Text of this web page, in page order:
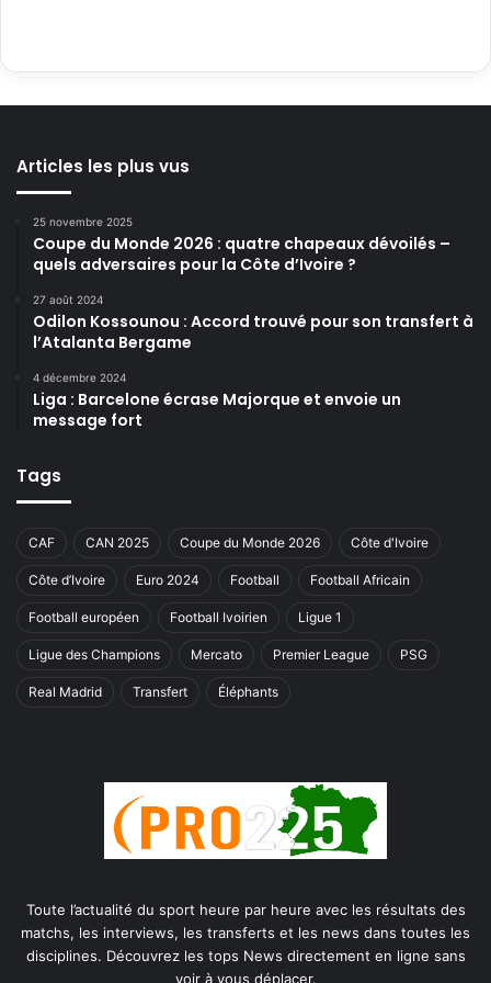
Articles les plus vus
25 novembre 2025
Coupe du Monde 2026 : quatre chapeaux dévoilés –
quels adversaires pour la Côte d’Ivoire ?
27 août 2024
Odilon Kossounou : Accord trouvé pour son transfert à
l’Atalanta Bergame
4 décembre 2024
Liga : Barcelone écrase Majorque et envoie un
message fort
Tags
CAF CAN 2025 Coupe du Monde 2026 Côte d'Ivoire
Côte d’Ivoire Euro 2024 Football Football Africain
Football européen Football Ivoirien Ligue 1
Ligue des Champions Mercato Premier League PSG
Real Madrid Transfert Éléphants
Toute l’actualité du sport heure par heure avec les résultats des
matchs, les interviews, les transferts et les news dans toutes les
disciplines. Découvrez les tops News directement en ligne sans
voir à vous déplacer.